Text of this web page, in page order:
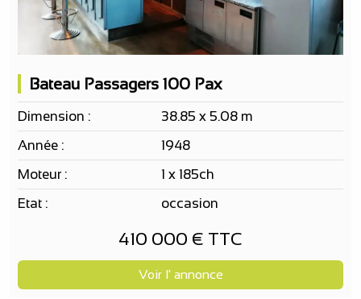
Bateau Passagers 100 Pax
Dimension :
38.85 x 5.08 m
Année :
1948
Moteur :
1 x 185ch
Etat :
occasion
410 000 € TTC
Voir l' annonce